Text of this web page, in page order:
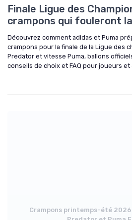
Finale Ligue des
crampons qui fouleront
Découvrez comment adidas et Puma
crampons pour la finale de la Ligue des
Predator et vitesse Puma, ballons
conseils de choix et FAQ pour joueurs et
Crampons printemps-été 2026